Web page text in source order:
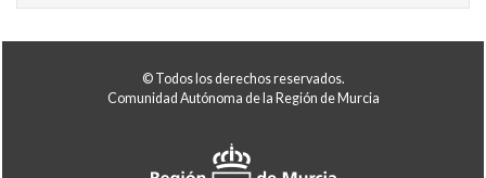
© Todos los derechos reservados.
Comunidad Autónoma de la Región de Murcia